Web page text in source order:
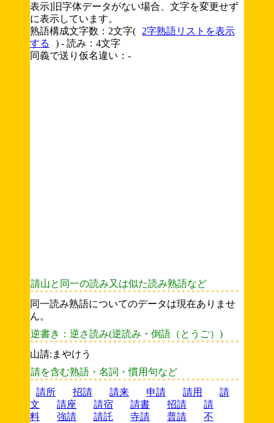
表示]旧字体データがない場合、文字を変更せず
に表示しています。
熟語構成文字数：2文字(
2字熟語リストを表示
する
) - 読み：4文字
同義で送り仮名違い：-
請山と同一の読み又は似た読み熟語など
同一読み熟語についてのデータは現在ありませ
ん。
逆書き：逆さ読み(逆読み・倒語（とうご）)
山請:まやけう
請を含む熟語・名詞・慣用句など
請所
招請 請来 申請 請用
請
文
請座 請宿 請書 招請
請
料
強請 請託 寺請 普請
不